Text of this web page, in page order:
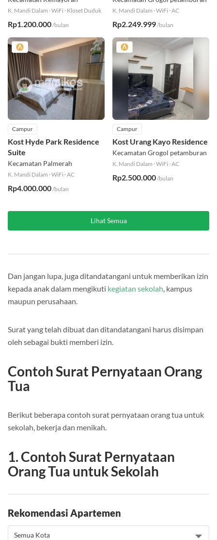
K. Mandi Dalam ·WiFi · Kloset Duduk
Rp1.200.000/bulan
K. Mandi Dalam ·WiFi ·AC
Rp2.249.999/bulan
Campur
Kost Hyde Park Residence
Suite
Kecamatan Palmerah
K. Mandi Dalam ·WiFi ·AC
Rp4.000.000/bulan
Campur
Kost Urang Kayo Residence
Kecamatan Grogol petamburan
K. Mandi Dalam ·WiFi ·AC
Rp2.500.000/bulan
Lihat Semua
Dan jangan lupa, juga ditandatangani untuk memberikan izin
kepada anak dalam mengikuti kegiatan sekolah, kampus
maupun perusahaan.
Surat yang telah dibuat dan ditandatangani harus disimpan
oleh sebagai bukti memberi izin.
Contoh Surat Pernyataan Orang
Tua
Berikut beberapa contoh surat pernyataan orang tua untuk
sekolah, bekerja dan menikah.
1. Contoh Surat Pernyataan
Orang Tua untuk Sekolah
Rekomendasi Apartemen